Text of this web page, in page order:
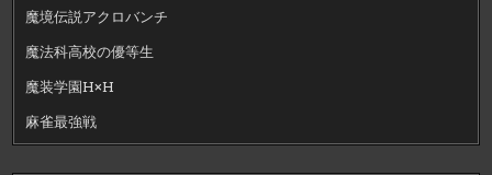
魔境伝説アクロバンチ
魔法科高校の優等生
魔装学園H×H
麻雀最強戦